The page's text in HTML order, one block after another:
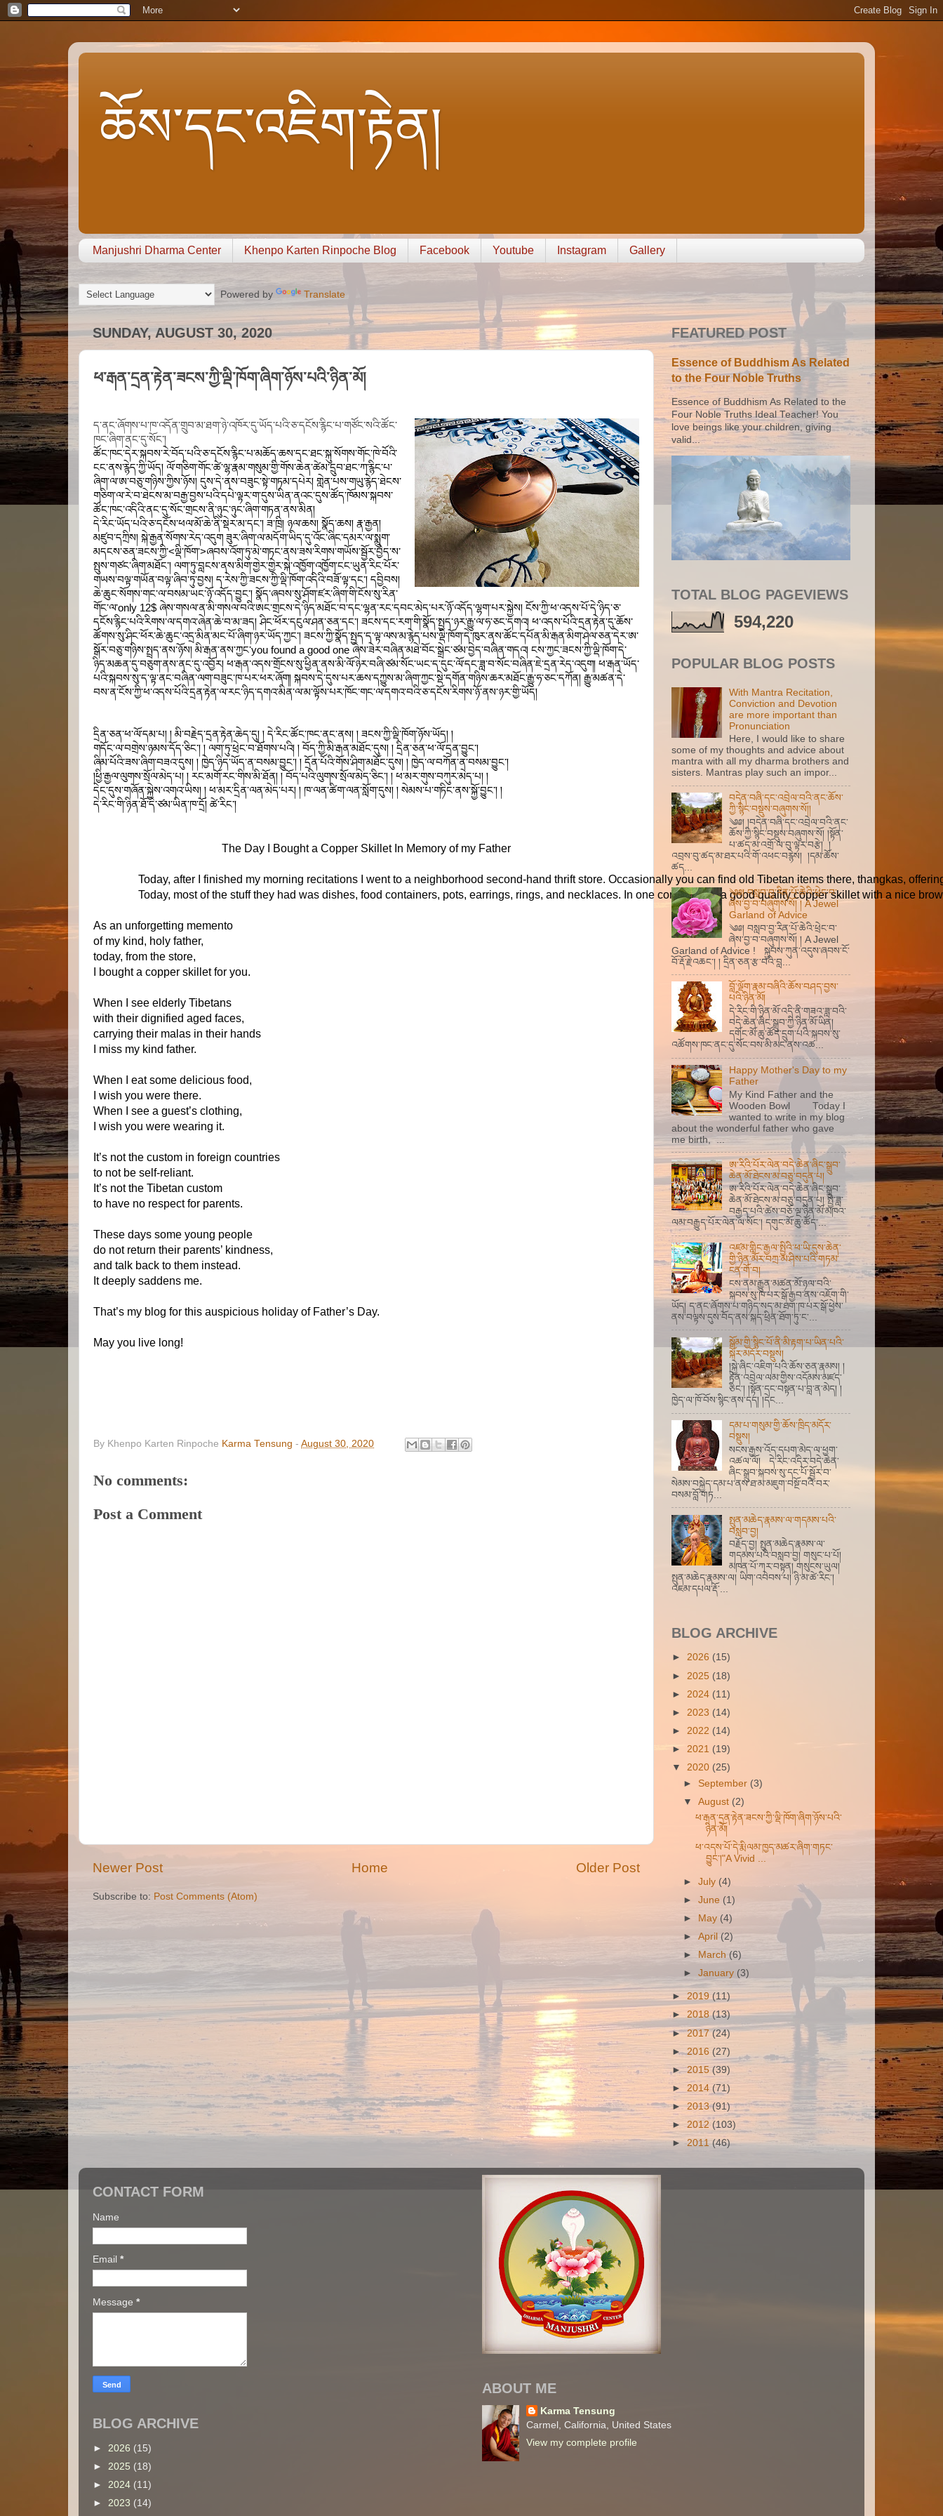
ཆོས་དང་འཇིག་རྟེན།
Manjushri Dharma Center Khenpo Karten Rinpoche Blog Facebook Youtube Instagram Gallery
Powered by Translate
SUNDAY, AUGUST 30, 2020
ཕ་རྒན་དྲན་རྟེན་ཟངས་ཀྱི་ལྡི་ཁོག་ཞིག་ཉོས་པའི་ཉིན་མོ།
ད་ནང་ཞོགས་པ་ཁ་འདོན་གྲུབ་མ་ཐག་ཉེ་འཁོར་དུ་ཡོད་པའི་ཅ་དངོས་རྙིང་པ་གཙོང་སའི་ཚོང་
ཁང་ཞིག་ནང་དུ་སོང་།
ཚོང་ཁང་དེར་སྐབས་རེ་བོད་པའི་ཅ་དངོས་རྙིང་པ་མཆོད་ཆས་དང་ཐང་སྐུ་སོགས་གོང་ཁེ་བོའི་
ངང་ནས་རྙེད་ཀྱི་ཡོད། ལོ་གཅིག་གོང་ཚེ་ལྷ་རྣམ་གསུམ་གྱི་གོས་ཆེན་ཚེམ་དྲུབ་ཐང་ཀ་རྙིང་པ་
ཞིག་ལ་ཨ་བཅུ་གཉིས་ཀྱིས་ཉོས། དུས་དེ་ནས་བཟུང་སྟེ་གཏམ་དཔེར། གླེན་པས་གཡུ་རྙེད་ཐེངས་
གཅིག་ལ་རེ་བ་ཐེངས་མ་བརྒྱ་བྱས་པའི་དཔེ་ལྟར་ག་དུས་ཡིན་ནའང་དུས་ཚོད་ཁོམས་སྐབས་
ཚོང་ཁང་འདིའི་ནང་དུ་སོང་གྲངས་ནི་ཉུང་ཉུང་ཞིག་གཏན་ནས་མིན།
དེ་རིང་ཡོད་པའི་ཅ་དངོས་ཕལ་མོ་ཆེ་ནི་སྡེར་མ་དང་། ཟ་ཁྲི། ཉལ་ཆས། སྣོད་ཆས། རྣ་རྒྱན།
མཛུབ་དཀྲིས། སྐེ་རྒྱན་སོགས་རེད་འདུག ཟུར་ཞིག་ལ་མདོག་ཡིད་དུ་འོང་ཞིང་དམར་ལ་སྨུག་
མདངས་ཅན་ཟངས་ཀྱི་<ལྡི་ཁོག་>ཞབས་འོག་ཏུ་མེ་གཏང་ནས་ཟས་རིགས་གཡོས་སྦྱོར་བྱེད་ས་
སྤུས་གཙང་ཞིག་མཐོང་། ལག་ཏུ་བླངས་ནས་མིག་གྱེར་གྱེར་སྐེ་འཁྱོག་འཁྱོག་ངང་ཡུན་རིང་པོར་
གཡས་བལྟ་གཡོན་བལྟ་ཞིབ་ཏུ་བྱས། ད་རེས་ཀྱི་ཟངས་ཀྱི་ལྡི་ཁོག་འདིའི་བཟོ་ལྟ་དང་། དབྱིབས།
ཆེ་ཆུང་སོགས་གང་ལ་བསམ་ཡང་ཉོ་འདོད་བྱུང་། སྣོད་ཞབས་སུ་ཤོག་ཛར་ཞིག་གི་ངོས་སུ་རིན་
གོང་ལ་only 12$ ཞེས་གསལ་ན་མི་གསལ་བའི་ཨང་གྲངས་དེ་ཉིད་མཐོང་བ་དང་ལྷན་རང་དབང་མེད་པར་ཉོ་འདོད་ལྷག་པར་སྐྱེས། ངོས་ཀྱི་ཕ་འདས་པོ་དེ་ཉིད་ཅ་
དངོས་རྙིང་པའི་རིགས་ལ་དགའ་ཞེན་ཆེ་བ་མ་ཟད། ཤིང་ཕོར་དངུལ་ཤན་ཅན་དང་། ཟངས་དང་རག་གི་སྣོད་སྤྱད་ཉར་རྒྱུ་ལ་ཧ་ཅང་དགའ། ཕ་འདས་པོའི་དྲན་རྟེན་དུ་ཆོས་
ཚོགས་སུ་ཤིང་ཕོར་ཆེ་ཆུང་འདྲ་མིན་མང་པོ་ཞིག་ཉར་ཡོད་ཀྱང་། ཟངས་ཀྱི་སྣོད་སྤྱད་ད་ལྟ་ལས་མ་རྙེད་པས་ལྡི་ཁོག་དེ་ཁུར་ནས་ཚོང་དཔོན་མི་རྒན་མིག་ཤེལ་ཅན་དེར་ཨ་
སྒོར་བཅུ་གཉིས་སྤྲད་ནས་ཉོས། མི་རྒན་ནས་ཀྱང་you found a good one ཞེས་ཟེར་བཞིན་མཐེ་བོང་སྒྲེང་ཙམ་བྱེད་བཞིན་གདའ། ངས་ཀྱང་ཟངས་ཀྱི་ལྡི་ཁོག་དེ་
ཉིད་མཆན་དུ་བཅུག་ནས་ནང་དུ་འབྱོར། ཕ་རྒན་འདས་གྲོངས་སུ་ཕྱིན་ནས་མི་ལོ་ཉེར་བཞི་ཙམ་སོང་ཡང་ད་དུང་ལོ་དང་ཟླ་བ་སོང་བཞིན་ཇེ་དྲན་རེད་འདུག། ཕ་རྒན་ཡོད་
པའི་སྐབས་སུ་ད་ལྟ་ནང་བཞིན་ལག་བཟུང་ཁ་པར་ཕར་ཞོག། སྐབས་དེ་དུས་པར་ཆས་དཀྱུས་མ་ཞིག་ཀྱང་སྡེ་དགོན་གཉིས་ཆར་མཐོང་རྒྱུ་ཧ་ཅང་དཀོན། རྒྱུ་མཚན་དེ་
བས་ན་ངོས་ཀྱི་ཕ་འདས་པོའི་དྲན་རྟེན་ལ་རང་ཉིད་དགའ་མིན་ལ་མ་ལྟོས་པར་ཁོང་གང་ལ་དགའ་བའི་ཅ་དངོས་རིགས་ཉོ་ནས་ཉར་གྱི་ཡོད།
དྲིན་ཅན་ཕ་ལོ་དམ་པ། ། མི་བརྗེད་དྲན་རྟེན་ཆེད་དུ། ། དེ་རིང་ཚོང་ཁང་ནང་ནས། ། ཟངས་ཀྱི་ལྡི་ཁོག་ཉོས་ཡོད། །
གདོང་ལ་བགྲེས་ཉམས་དོད་ཅིང་། ། ལག་ཏུ་ཕྲེང་བ་ཐོགས་པའི། ། བོད་ཀྱི་མི་རྒན་མཐོང་དུས། ། དྲིན་ཅན་ཕ་ལོ་དྲན་བྱུང་།
ཞིམ་པོའི་ཟས་ཞིག་བཟའ་དུས། ། ཁྱེད་ཉིད་ཡོད་ན་བསམ་བྱུང་། ། དྲོན་པོའི་གོས་ཤིག་མཐོང་དུས། ། ཁྱེད་ལ་བཀོན་ན་བསམ་བྱུང་།
།ཕྱི་རྒྱལ་ལུགས་སྲོལ་མེད་པ། ། རང་མགོ་རང་གིས་མི་ཐོན། ། བོད་པའི་ལུགས་སྲོལ་མེད་ཅིང་། ། ཕ་མར་གུས་བཀུར་མེད་པ། །
དེང་དུས་གཞོན་སྐྱེས་འགའ་ཡིས། ། ཕ་མར་དྲིན་ལན་མེད་པར། ། ཁ་ལན་ཚིག་ལན་སློག་དུས། ། སེམས་པ་གཏིང་ནས་སྐྱོ་བྱུང་། །
དེ་རིང་གི་ཉིན་ཐོ་དེ་ཙམ་ཡིན་ཁ་དྲོ། ཚེ་རིང་།
The Day I Bought a Copper Skillet In Memory of my Father
Today, after I finished my morning recitations I went to a neighborhood second-hand thrift store. Occasionally you can find old Tibetan items there, thangkas,
Today, most of the stuff they had was dishes, food containers, pots, earrings, rings, and necklaces. In one corner I saw a good quality copper skillet with a nice
As an unforgetting memento
of my kind, holy father,
today, from the store,
I bought a copper skillet for you.
When I see elderly Tibetans
with their dignified aged faces,
carrying their malas in their hands
I miss my kind father.
When I eat some delicious food,
I wish you were there.
When I see a guest’s clothing,
I wish you were wearing it.
It’s not the custom in foreign countries
to not be self-reliant.
It’s not the Tibetan custom
to have no respect for parents.
These days some young people
do not return their parents’ kindness,
and talk back to them instead.
It deeply saddens me.
That’s my blog for this auspicious holiday of Father’s Day.
May you live long!
By Khenpo Karten Rinpoche Karma Tensung - August 30, 2020
No comments:
Post a Comment
Newer Post Older Post
Home
Subscribe to: Post Comments (Atom)
FEATURED POST
Essence of Buddhism As Related
to the Four Noble Truths
Essence of Buddhism As Related to the
Four Noble Truths Ideal Teacher! You
love beings like your children, giving
valid...
TOTAL BLOG PAGEVIEWS
594,220
POPULAR BLOG POSTS
With Mantra Recitation,
Conviction and Devotion
are more important than
Pronunciation
Here, I would like to share
some of my thoughts and advice about
mantra with all my dharma brothers and
sisters. Mantras play such an impor...
བདེན་བཞི་དང་འབྲེལ་བའི་ནང་ཆོས་
ཀྱི་སྙིང་བསྡུས་བཞུགས་སོ།།
༄༅། །བདེན་བཞི་དང་འབྲེལ་བའི་ནང་
ཆོས་ཀྱི་སྙིང་བསྡུས་བཞུགས་སོ། །སྟོན་
པ་ཚད་མ་འགྲོ་ལ་བུ་ལྟར་བརྩེ། །
འབྲས་བུ་ཚད་མ་ཐར་པའི་གོ་འཕང་བརྙེས། །དམ་ཆོས་
ཚད...
༄༅། བསླབ་བྱ་རིན་པོ་ཆེའི་ཕྲེང་བ་
ཞེས་བྱ་བ་བཞུགས་སོ། ། A Jewel
Garland of Advice
༄༅། བསླབ་བྱ་རིན་པོ་ཆེའི་ཕྲེང་བ་
ཞེས་བྱ་བ་བཞུགས་སོ། ། A Jewel
Garland of Advice ! སྐྱབས་ཀུན་འདུས་ཞབས་ངོ་
བོ་རྡོ་རྗེ་འཆང་། ། དྲིན་ཅན་རྩ་བའི་བླ...
བློ་ལྡོག་རྣམ་བཞིའི་ཆོས་བཤད་བྱས་
པའི་ཉིན་མོ།
དེ་རིང་གི་ཉིན་མོ་འདི་ནི་གཟའ་ཟླ་བའི་
བདེ་ཆེན་ཞིང་སྒྲུབ་ཀྱི་ཉིན་མོ་ཡིན།
དགོང་མོ་ཆུ་ཚོད་དྲུག་པའི་སྐབས་སུ་
འཚོགས་ཁང་ནང་དུ་སོང་བས་མི་མང་ནས་འཚ...
Happy Mother's Day to my
Father
My Kind Father and the
Wooden Bowl Today I
wanted to write in my blog
about the wonderful father who gave
me birth, ...
ཨ་རིའི་པོར་ལེན་བདེ་ཆེན་ཞིང་སྒྲུབ་
ཆེན་མོ་ཐེངས་མ་བཅུ་བདུན་པ།
ཨ་རིའི་པོར་ལེན་བདེ་ཆེན་ཞིང་སྒྲུབ་
ཆེན་མོ་ཐེངས་མ་བཅུ་བདུན་པ། སྤྱི་ཟླ་
བརྒྱད་པའི་ཚེས་བཅོ་ལྔ་ཉིན་མོ་མཁའ་
ལམ་བརྒྱུད་པོར་ལེན་ལ་སོང་། དགུང་མོ་ཆུ་ཚོད་...
འཛམ་གླིང་རྒྱལ་སྤྱིའི་ཕ་ཡི་དུས་ཆེན་
གྱི་ཉིན་མོར་བཀྲ་མ་ཤིས་པའི་གཏམ་
ངན་གོ་བ།
ངས་ནམ་རྒྱུན་མཚན་མོ་ཉལ་བའི་
སྐབས་སུ་ཁ་པར་སྒོ་རྒྱབ་ནས་འཇོག་གི་
ཡོད། ད་ནང་ཞོགས་པ་གཉིད་སད་མ་ཐག་ཁ་པར་སྒོ་ཕྱེས་
ནས་བལྟས་དུས་བོད་ནས་སྐད་ཕྲིན་ཐོག་ཏུ་ང་...
སྒོམ་གྱི་སྙིང་པོ་ནི་མི་རྟག་པ་ཡིན་པའི་
སྐོར་མདོར་བསྡུས།
།སྐྱེ་ཞིང་འཇིག་པའི་ཆོས་ཅན་རྣམས། །
རྟེན་འབྲེལ་ལམ་གྱིས་འདོམས་མཛད་
ཅིང་། །སྟོན་དང་བསྟན་པ་བླ་ན་མེད། །
ཁྱེད་ལ་ཁོ་བོས་སྙིང་ནས་དད། །དེང...
དམ་པ་གསུམ་གྱི་ཆོས་ཁྲིད་མདོར་
བསྡུས།
སངས་རྒྱས་འོད་དཔག་མེད་ལ་ཕྱག་
འཚལ་ལོ། དེ་རིང་འདིར་བདེ་ཆེན་
ཞིང་སྒྲུབ་སྐབས་སུ་དང་པོ་སྦྱོར་བ་
སེམས་བསྐྱེད་དམ་པ་ནས་ཐ་མ་མཇུག་བསྔོ་བའི་བར་
བསམ་བློ་གཏ...
སྤུན་མཆེད་རྣམས་ལ་གདམས་པའི་
བསླབ་བྱ།
བརྗོད་བྱ། སྤུན་མཆེད་རྣམས་ལ་
གདམས་པའི་བསླབ་བྱ། གསུང་པ་པོ།
མཁན་པོ་ཀར་བསྟན། གསུངས་ཡུལ།
སྤུན་མཆེད་རྣམས་ལ། ཡིག་འབེབས་པ། ཉི་མ་ཚེ་རིང་།
འཇམ་དཔལ་རྡོ་...
BLOG ARCHIVE
► 2026 (15)
► 2025 (18)
► 2024 (11)
► 2023 (14)
► 2022 (14)
► 2021 (19)
▼ 2020 (25)
► September (3)
▼August (2)
ཕ་རྒན་དྲན་རྟེན་ཟངས་ཀྱི་ལྡི་ཁོག་ཞིག་ཉོས་པའི་
ཉིན་མོ།
ཕ་འདས་པོ་དེ་རྨི་ལམ་ཁྱད་མཚར་ཞིག་གཏང་
བྱུང་།"A Vivid ...
►July (4)
►June (1)
►
May(4)
►April(2)
►
March (6)
►January (3)
► 2019 (11)
► 2018(13)
►2017(24)
►2016 (27)
►2015(39)
► 2014 (71)
►2013(91)
►2012 (103)
►2011(46)
CONTACT FORM
Name
Email *
Message *
BLOG ARCHIVE
► 2026 (15)
► 2025 (18)
► 2024 (11)
► 2023 (14)
ABOUT ME
Karma Tensung
Carmel, California, United States
View my complete profile